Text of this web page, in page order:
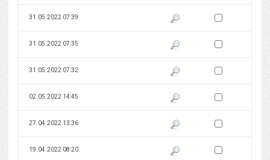
31.05.2022 07:39 Pokaż podgląd wersji z dnia
Zaznacz wersję do
31.05.2022 07:35 Pokaż podgląd wersji z dnia
Zaznacz wersję do
31.05.2022 07:32 Pokaż podgląd wersji z dnia
Zaznacz wersję do
02.05.2022 14:45 Pokaż podgląd wersji z dnia
Zaznacz wersję do
27.04.2022 13:36 Pokaż podgląd wersji z dnia
Zaznacz wersję do
19.04.2022 08:20 Pokaż podgląd wersji z dnia
Zaznacz wersję do